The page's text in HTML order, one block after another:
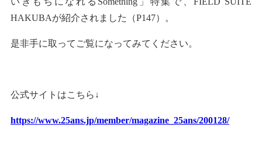
HAKUBAが紹介されました（P147）。
是非手に取ってご覧になってみてください。
公式サイトはこちら↓
https://www.25ans.jp/member/magazine_25ans/200128/